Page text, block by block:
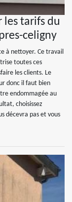
les tarifs du
celigny
à nettoyer. Ce travail
toutes ces
les clients. Le
donc il faut bien
endommagée au
choisissez
décevra pas et vous